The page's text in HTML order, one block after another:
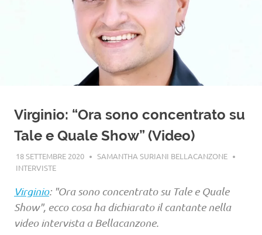
Virginio: “Ora sono concentrato su
Tale e Quale Show” (Video)
18 SETTEMBRE 2020
SAMANTHA SURIANI BELLACANZONE
INTERVISTE
Virginio: "Ora sono concentrato su Tale e Quale
Show", ecco cosa ha dichiarato il cantante nella
video intervista a Bellacanzone.